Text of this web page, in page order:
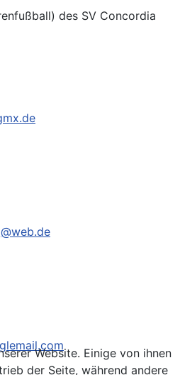
des SV Concordia
Website. Einige von ihnen
der Seite, während andere